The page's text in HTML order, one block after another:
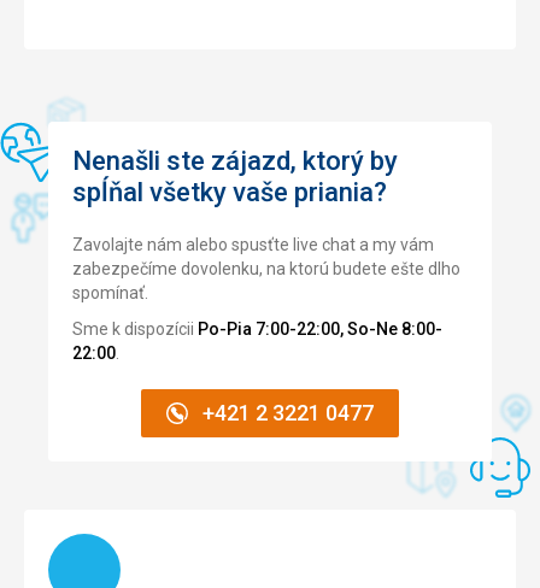
Nenašli ste zájazd, ktorý by
spĺňal všetky vaše priania?
Zavolajte nám alebo spusťte live chat a my vám
zabezpečíme dovolenku, na ktorú budete ešte dlho
spomínať.
Sme k dispozícii Po-Pia 7:00-22:00, So-Ne 8:00-
22:00
+421 2 3221 0477
Načítam